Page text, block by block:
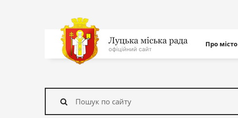
На
головну
сайту
Про місто
Знайти